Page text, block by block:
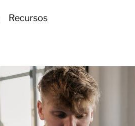
Recursos